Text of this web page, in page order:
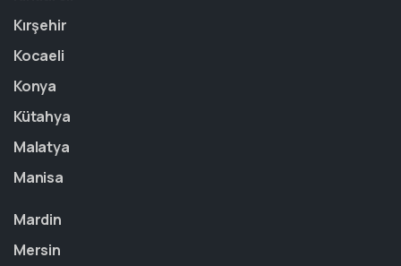
Kırşehir
Kocaeli
Konya
Kütahya
Malatya
Manisa
Mardin
Mersin